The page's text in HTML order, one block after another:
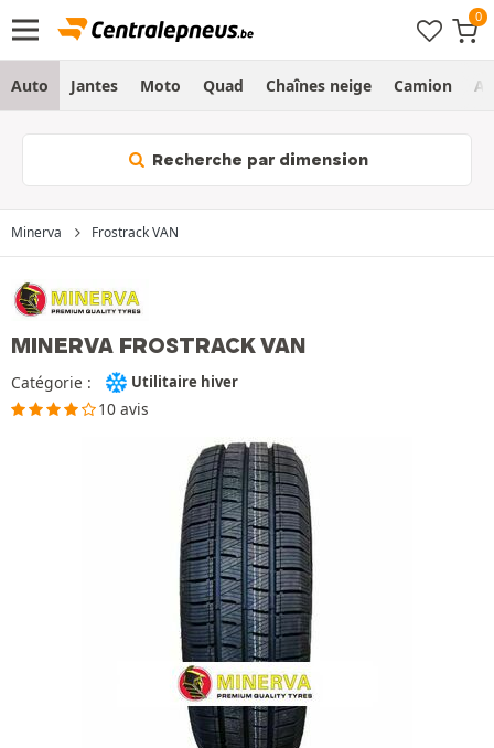
Auto Jantes Moto Quad Chaînes neige Camion
Recherche par dimension
Minerva Frostrack VAN
MINERVA FROSTRACK VAN
Catégorie : Utilitaire hiver
10 avis